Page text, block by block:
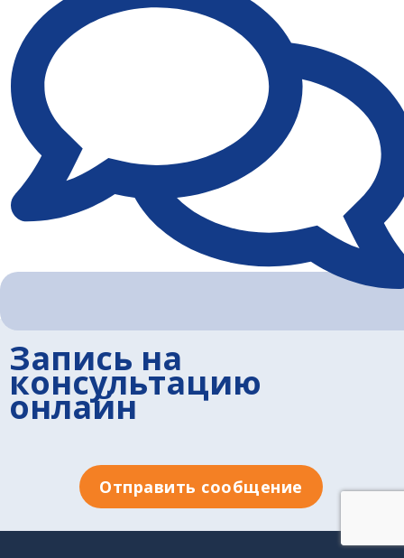
Запись на
консультацию
онлайн
Отправить сообщение